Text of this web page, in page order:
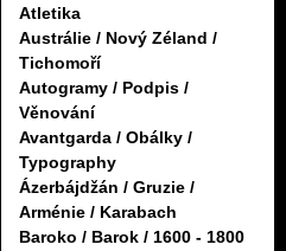
Atletika
Austrálie / Nový Zéland /
Tichomoří
Autogramy / Podpis /
Věnování
Avantgarda / Obálky /
Typography
Ázerbájdžán / Gruzie /
Arménie / Karabach
Baroko / Barok / 1600 - 1800